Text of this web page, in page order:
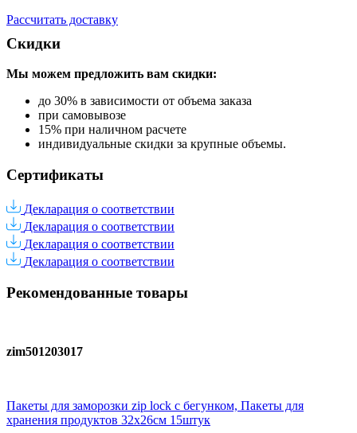
Рассчитать доставку
Скидки
Мы можем предложить вам скидки:
до 30% в зависимости от объема заказа
при самовывозе
15% при наличном расчете
индивидуальные скидки за крупные объемы.
Сертификаты
Декларация о соответствии
Декларация о соответствии
Декларация о соответствии
Декларация о соответствии
Рекомендованные товары
zim501203017
Пакеты для заморозки zip lock с бегунком, Пакеты для
хранения продуктов 32х26см 15штук